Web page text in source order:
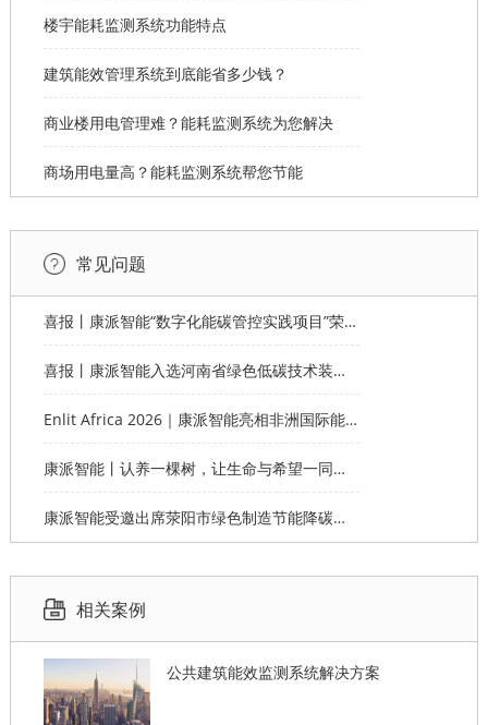
楼宇能耗监测系统功能特点
建筑能效管理系统到底能省多少钱？
商业楼用电管理难？能耗监测系统为您解决
商场用电量高？能耗监测系统帮您节能
常见问题
喜报丨康派智能“数字化能碳管控实践项目”荣获第十一届“创客中国”郑州市分赛企业组优秀奖
喜报丨康派智能入选河南省绿色低碳技术装备应用典型案例
Enlit Africa 2026｜康派智能亮相非洲国际能源电力展，赋能非洲能源数字化绿色转型
康派智能丨认养一棵树，让生命与希望一同生长
康派智能受邀出席荥阳市绿色制造节能降碳工作说明会并作主题分享
相关案例
公共建筑能效监测系统解决方案